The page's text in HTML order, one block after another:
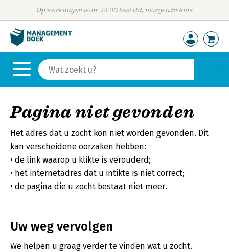
Op werkdagen voor 23:00 besteld, morgen in huis
Pagina niet gevonden
Het adres dat u zocht kon niet worden gevonden. Dit
kan verscheidene oorzaken hebben:
de link waarop u klikte is verouderd;
het internetadres dat u intikte is niet correct;
de pagina die u zocht bestaat niet meer.
Uw weg vervolgen
We helpen u graag verder te vinden wat u zocht.